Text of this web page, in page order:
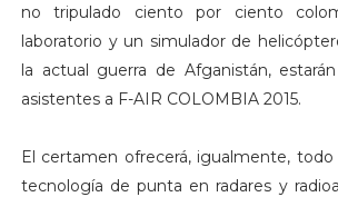
no tripulado ciento por ciento
laboratorio y un simulador de
la actual guerra de Afganistán,
asistentes a F-AIR COLOMBIA 2015.
El certamen ofrecerá, igualmente,
tecnología de punta en radares y